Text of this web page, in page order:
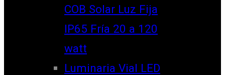
COB Solar Luz Fija
IP65 Fría 20 a 120
watt
Luminaria Vial LED